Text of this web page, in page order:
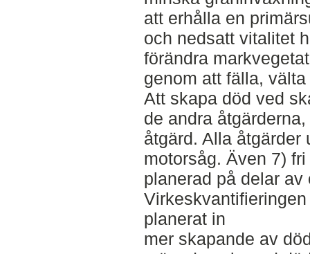
att erhålla en
och nedsatt vitalitet
förändra
genom att fälla,
Att skapa död ved
de andra
åtgärd. Alla åtgärder
motorsåg. Även 7)
planerad på delar av
planerat in
mer skapande av